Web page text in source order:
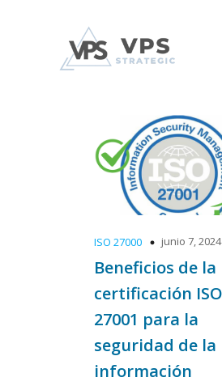
ISO 27000 junio 7, 2024
Beneficios de la
certificación ISO
27001 para la
seguridad de la
información